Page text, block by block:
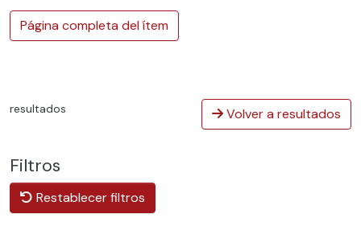
Página completa del ítem
resultados Volver a resultados
Filtros
Restablecer filtros